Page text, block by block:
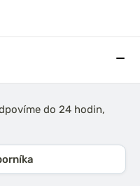
do 24 hodin,